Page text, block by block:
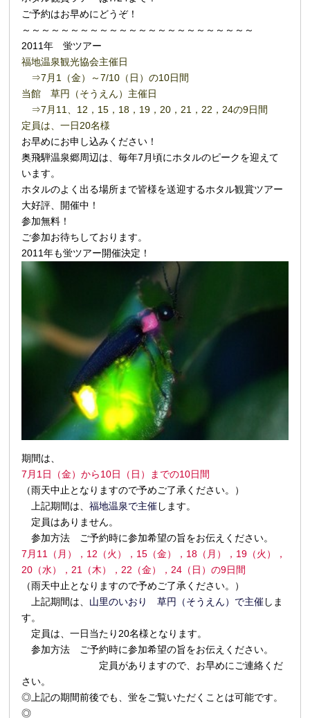
ご予約はお早めにどうぞ！
～～～～～～～～～～～～～～～～～～～～～～～～
2011年 蛍ツアー
福地温泉観光協会主催日
⇒7月1（金）～7/10（日）の10日間
当館 草円（そうえん）主催日
⇒7月11、12，15，18，19，20，21，22，24の9日間
定員は、一日20名様
お早めにお申し込みください！
奥飛騨温泉郷周辺は、毎年7月頃にホタルのピークを迎えて
います。
ホタルのよく出る場所まで皆様を送迎するホタル観賞ツアー
大好評、開催中！
参加無料！
ご参加お待ちしております。
2011年も蛍ツアー開催決定！
期間は、
7月1日（金）から10日（日）までの10日間
（雨天中止となりますので予めご了承ください。）
上記期間は、福地温泉で主催します。
定員はありません。
参加方法 ご予約時に参加希望の旨をお伝えください。
7月11（月），12（火），15（金），18（月），19（火），
20（水），21（木），22（金），24（日）の9日間
（雨天中止となりますので予めご了承ください。）
上記期間は、 山里のいおり 草円（そうえん）で主催しま
す。
定員は、一日当たり20名様となります。
参加方法 ご予約時に参加希望の旨をお伝えください。
定員がありますので、お早めにご連絡くだ
さい。
◎上記の期間前後でも、蛍をご覧いただくことは可能です。
◎